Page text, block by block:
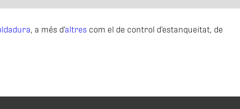
, a més d’altres com el de control d’estanqueitat, de